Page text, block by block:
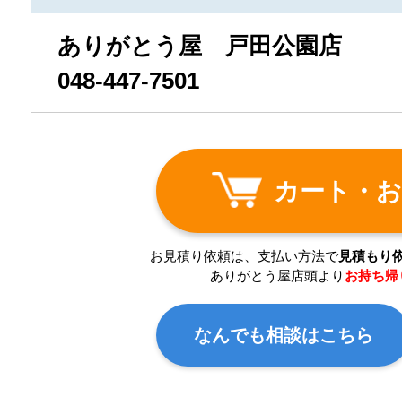
ありがとう屋 戸田公園店
048-447-7501
カート・
お見積り依頼は、支払い方法で見積もり
ありがとう屋店頭より お持ち帰
なんでも相談はこちら